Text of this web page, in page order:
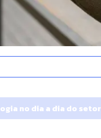
no dia a dia do setor